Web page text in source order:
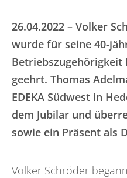
26.04.2022 – Volker
wurde für seine 40-
Betriebszugehörigkeit
geehrt. Thomas
EDEKA Südwest in
dem Jubilar und
sowie ein Präsent als
Volker Schröder